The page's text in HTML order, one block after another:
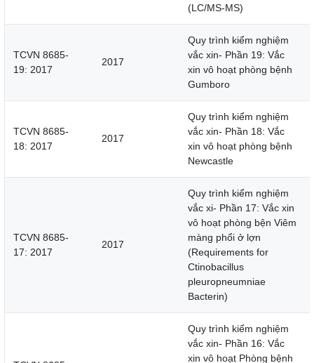
(LC/MS-MS)
TCVN 8685-
19: 2017
2017
Quy trình kiểm nghiệm
vắc xin- Phần 19: Vắc
xin vô hoạt phòng bệnh
Gumboro
TCVN 8685-
18: 2017
2017
Quy trình kiểm nghiệm
vắc xin- Phần 18: Vắc
xin vô hoạt phòng bệnh
Newcastle
TCVN 8685-
17: 2017
2017
Quy trình kiểm nghiệm
vắc xi- Phần 17: Vắc xin
vô hoạt phòng bện Viêm
màng phổi ở lợn
(Requirements for
Ctinobacillus
pleuropneumniae
Bacterin)
Quy trình kiểm nghiệm
vắc xin- Phần 16: Vắc
xin vô hoạt Phòng bệnh